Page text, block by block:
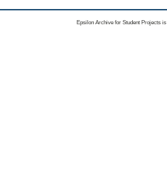
Epsilon Archive for Student Projects is